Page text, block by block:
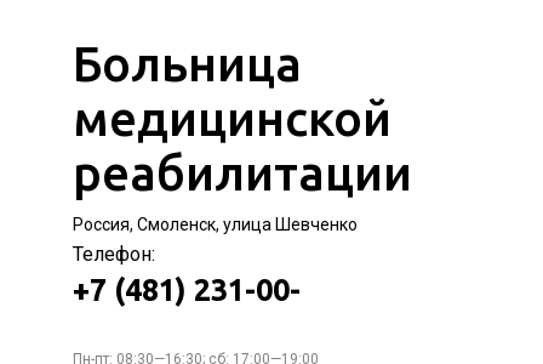
Больница
медицинской
реабилитации
Россия, Смоленск, улица Шевченко
Телефон:
+7 (481) 231-00-
Пн-пт: 08:30—16:30; сб: 17:00—19:00